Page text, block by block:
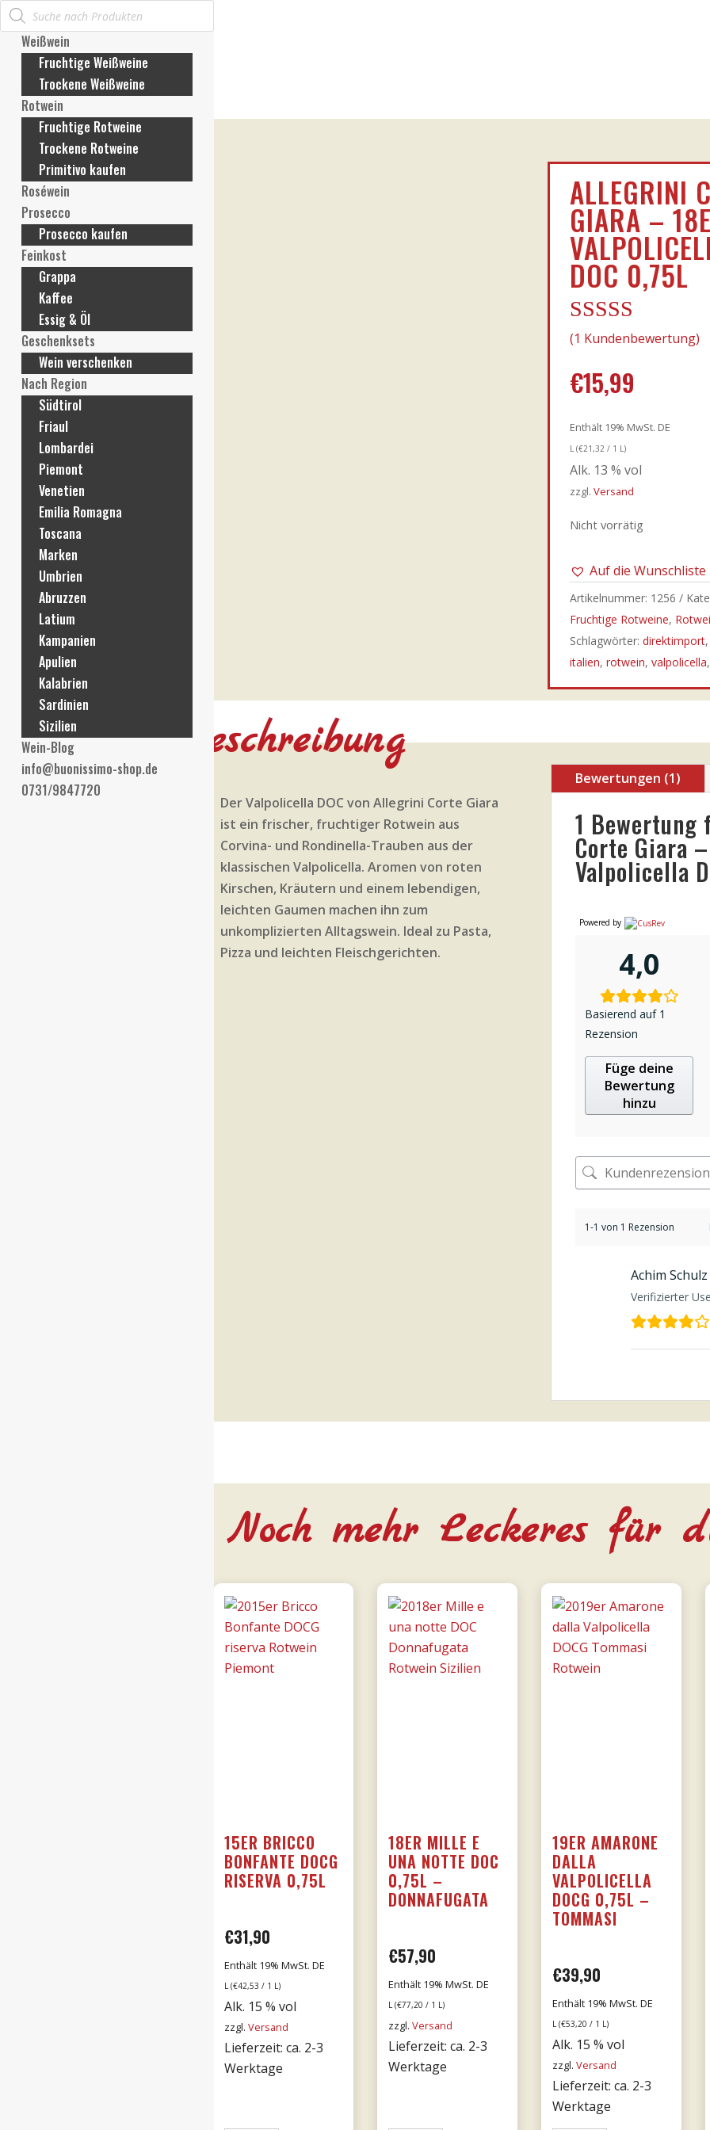
ALLEGRINI
GIARA –
DOC 0,75L
Bewertet
von 5,
auf
Kundenbe
wertung
(1 Kundenbewertung)
€15,99
Enthält 19% MwSt. DE
L (€21,32/ 1 L)
Alk. 13 % vol
zzgl. Versand
Nicht vorrätig
Auf die Wunschliste
Artikelnummer: 1256
Fruchtige Rotweine,
Schlagwörter: direktimport
italien, rotwein, valpolicella
Beschreibung
Der Valpolicella DOC von Allegrini Corte Giara
ist ein frischer, fruchtiger Rotwein aus
Corvina- und Rondinella-Trauben aus der
klassischen Valpolicella. Aromen von roten
Kirschen, Kräutern und einem lebendigen,
leichten Gaumen machen ihn zum
unkomplizierten Alltagswein. Ideal zu Pasta,
Pizza und leichten Fleischgerichten.
Bewertungen (1)
1
Corte Giara
Valpolicella
Powered by
4,0
Basierend auf 1
Rezension
Füge deine
Bewertung
hinzu
1-1 von 1 Rezension
Achim Schulz
Verifizierter
Noch mehr Leckeres für
15ER BRICCO
BONFANTE DOCG
RISERVA 0,75L
€31,90
Enthält 19% MwSt. DE
L (€42,53 / 1 L)
Alk. 15 % vol
zzgl.Versand
Lieferzeit: ca. 2-3
Werktage
18ER MILLE E
UNA NOTTE DOC
0,75L –
DONNAFUGATA
€57,90
Enthält 19% MwSt. DE
L (€77,20 / 1 L)
zzgl.Versand
Lieferzeit: ca. 2-3
Werktage
19ER AMARONE
DALLA
VALPOLICELLA
DOCG 0,75L –
TOMMASI
€39,90
Enthält 19% MwSt. DE
L (€53,20 / 1 L)
Alk. 15 % vol
zzgl. Versand
Lieferzeit: ca. 2-3
Werktage
Mein Konto
Anmelden / Konto erstellen
Meine Bestellungen
Meine Rechnungen
Meine Adresse
Meine Zahlungsmethoden
Konto-Details
Passwort vergessen
Wunschliste
Mein Warenkorb
Products
search
Weißwein
Fruchtige Weißweine
Trockene Weißweine
Rotwein
Fruchtige Rotweine
Trockene Rotweine
Primitivo kaufen
Roséwein
Prosecco
Prosecco kaufen
Feinkost
Grappa
Kaffee
Essig & Öl
Geschenksets
Wein verschenken
Nach Region
Südtirol
Friaul
Lombardei
Piemont
Venetien
Emilia Romagna
Toscana
Marken
Umbrien
Abruzzen
Latium
Kampanien
Apulien
Kalabrien
Sardinien
Sizilien
Wein-Blog
info@buonissimo-shop.de
0731/9847720